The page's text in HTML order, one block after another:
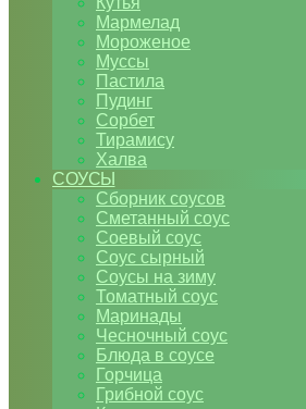
Мармелад
Мороженое
Муссы
Пастила
Пудинг
Сорбет
Тирамису
Халва
СОУСЫ
Сборник соусов
Сметанный соус
Соевый соус
Соус сырный
Соусы на зиму
Томатный соус
Маринады
Чесночный соус
Блюда в соусе
Горчица
Грибной соус